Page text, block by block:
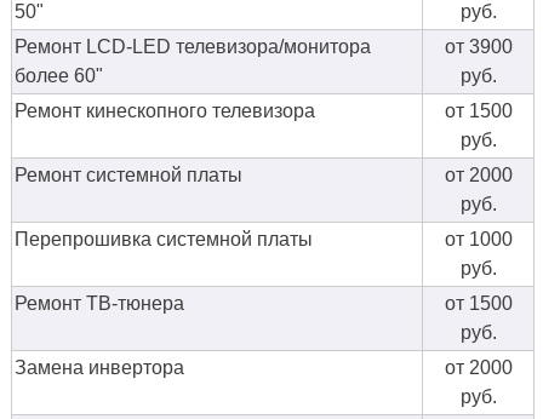
50"
руб.
Ремонт LCD-LED телевизора/монитора
более 60"
от 3900
руб.
Ремонт кинескопного телевизора
от 1500
руб.
Ремонт системной платы
от 2000
руб.
Перепрошивка системной платы
от 1000
руб.
Ремонт ТВ-тюнера
от 1500
руб.
Замена инвертора
от 2000
руб.